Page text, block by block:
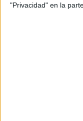
"Privacidad" en la
(Útil dato para no